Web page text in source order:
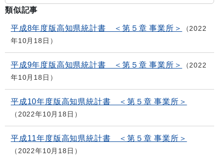
類似記事
平成8年度版高知県統計書 ＜第５章 事業所＞
2022
年10月18日
平成9年度版高知県統計書 ＜第５章 事業所＞
2022
年10月18日
平成10年度版高知県統計書 ＜第５章 事業所＞
2022年10月18日
平成11年度版高知県統計書 ＜第５章 事業所＞
2022年10月18日